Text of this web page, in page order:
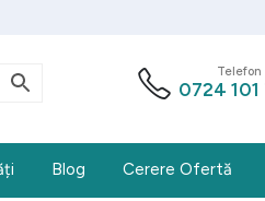
Telefon
0724
Blog Cerere Ofertă